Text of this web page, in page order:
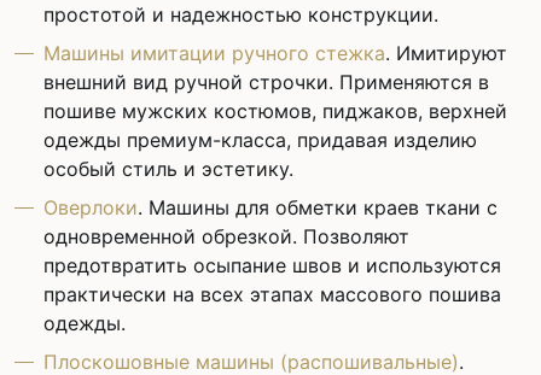
простотой и надежностью конструкции.
Машины имитации ручного стежка. Имитируют
внешний вид ручной строчки. Применяются в
пошиве мужских костюмов, пиджаков, верхней
одежды премиум-класса, придавая изделию
особый стиль и эстетику.
Оверлоки. Машины для обметки краев ткани с
одновременной обрезкой. Позволяют
предотвратить осыпание швов и используются
практически на всех этапах массового пошива
одежды.
Плоскошовные машины (распошивальные).